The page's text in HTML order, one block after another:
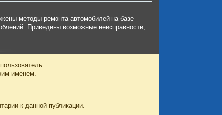
методы ремонта автомобилей на базе
Приведены возможные неисправности,
именем.
к данной публикации.